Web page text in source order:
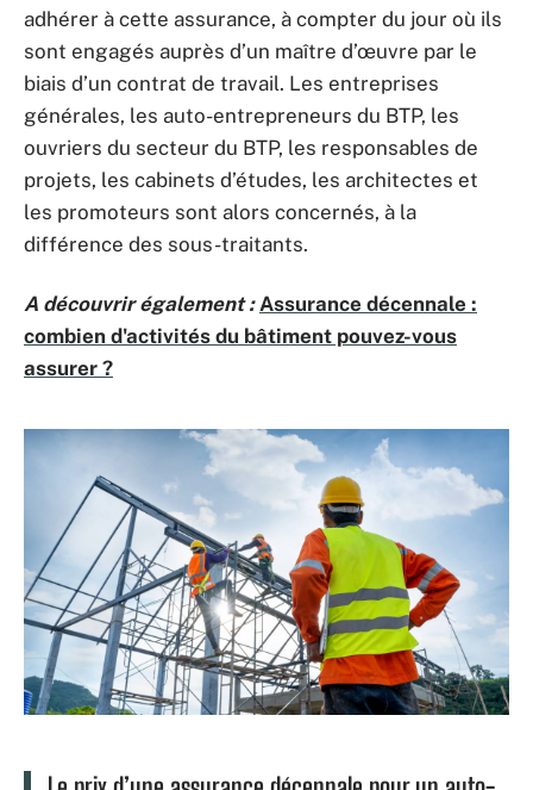
adhérer à cette assurance, à compter du jour où ils
sont engagés auprès d’un maître d’œuvre par le
biais d’un contrat de travail. Les entreprises
générales, les auto-entrepreneurs du BTP, les
ouvriers du secteur du BTP, les responsables de
projets, les cabinets d’études, les architectes et
les promoteurs sont alors concernés, à la
différence des sous-traitants.
A découvrir également : Assurance décennale :
combien d'activités du bâtiment pouvez-vous
assurer ?